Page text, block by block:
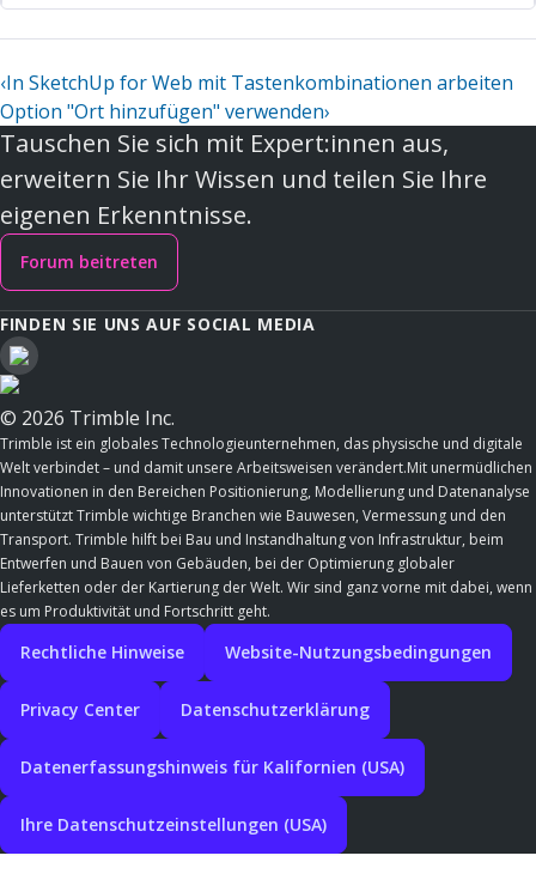
‹In SketchUp for Web mit Tastenkombinationen arbeiten
Option "Ort hinzufügen" verwenden›
Tauschen Sie sich mit Expert:innen aus,
erweitern Sie Ihr Wissen und teilen Sie Ihre
eigenen Erkenntnisse.
Forum beitreten
FINDEN SIE UNS AUF SOCIAL MEDIA
© 2026 Trimble Inc.
Trimble ist ein globales Technologieunternehmen, das physische und digitale
Welt verbindet – und damit unsere Arbeitsweisen verändert.Mit unermüdlichen
Innovationen in den Bereichen Positionierung, Modellierung und Datenanalyse
unterstützt Trimble wichtige Branchen wie Bauwesen, Vermessung und den
Transport. Trimble hilft bei Bau und Instandhaltung von Infrastruktur, beim
Entwerfen und Bauen von Gebäuden, bei der Optimierung globaler
Lieferketten oder der Kartierung der Welt. Wir sind ganz vorne mit dabei, wenn
es um Produktivität und Fortschritt geht.
Rechtliche Hinweise Website-Nutzungsbedingungen
Privacy Center Datenschutzerklärung
Datenerfassungshinweis für Kalifornien (USA)
Ihre Datenschutzeinstellungen (USA)